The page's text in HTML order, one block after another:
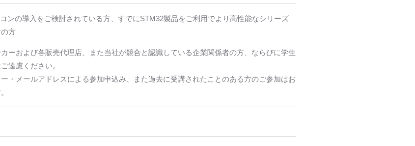
ンの導入をご検討されている方、すでにSTM32製品をご利用でより高性能なシリーズ
方
ーおよび各販売代理店、また当社が競合と認識している企業関係者の方、ならびに学生
遠慮ください。
・メールアドレスによる参加申込み、また過去に受講されたことのある方のご参加はお